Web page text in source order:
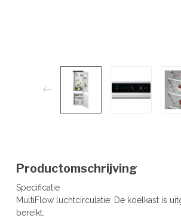
Productomschrijving
Specificatie
MultiFlow luchtcirculatie: De koelkast is
bereikt.